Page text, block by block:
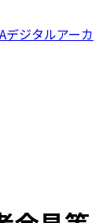
デジタルアーカ